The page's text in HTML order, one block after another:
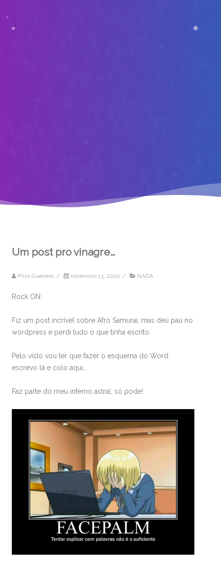
Um post pro vinagre…
Priss Guerrero / novembro 13, 2010 / NADA
Rock ON:
Fiz um post incrível sobre Afro Samurai, mas deu pau no
wordpress e perdi tudo o que tinha escrito.
Pelo visto vou ter que fazer o esquema do Word:
escrevo lá e colo aqui…
Faz parte do meu inferno astral, só pode!